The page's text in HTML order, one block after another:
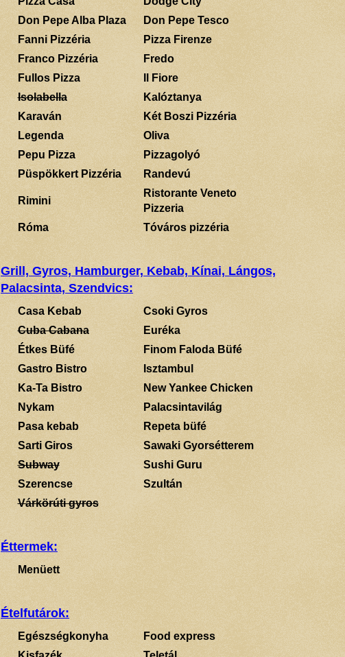
Don Pepe Alba Plaza
Don Pepe Tesco
Fanni Pizzéria
Pizza Firenze
Franco Pizzéria
Fredo
Fullos Pizza
Il Fiore
Isolabella
Kalóztanya
Karaván
Két Boszi Pizzéria
Legenda
Oliva
Pepu Pizza
Pizzagolyó
Püspökkert Pizzéria
Randevú
Rimini
Ristorante Veneto
Pizzeria
Róma
Tóváros pizzéria
Grill, Gyros, Hamburger, Kebab, Kínai, Lángos,
Palacsinta, Szendvics:
Casa Kebab
Csoki Gyros
Cuba Cabana
Euréka
Étkes Büfé
Finom Faloda Büfé
Gastro Bistro
Isztambul
Ka-Ta Bistro
New Yankee Chicken
Nykam
Palacsintavilág
Pasa kebab
Repeta büfé
Sarti Giros
Sawaki Gyorsétterem
Subway
Sushi Guru
Szerencse
Szultán
Várkörúti gyros
Éttermek:
Menüett
Ételfutárok:
Egészségkonyha
Food express